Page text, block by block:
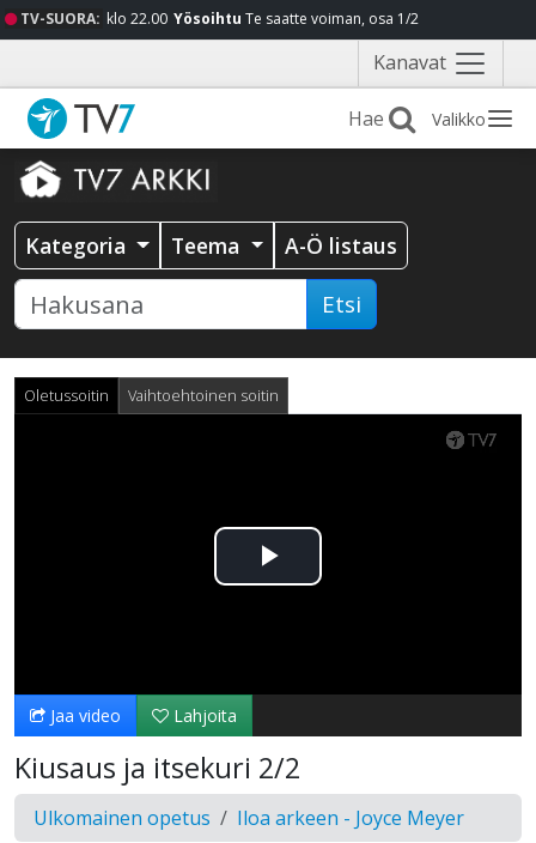
TV-SUORA: klo 22.00 Yösoihtu Te saatte voiman, osa 1/2
Kanavat Näytä
valikko
Valikko
Kategoria Teema A-Ö listaus
Etsi
Oletussoitin Vaihtoehtoinen soitin
Toista
Jaa video Lahjoita
Kiusaus ja itsekuri 2/2
Ulkomainen opetus Iloa arkeen - Joyce Meyer